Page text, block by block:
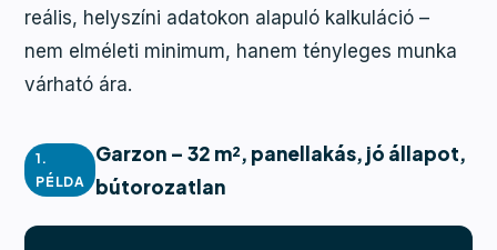
reális, helyszíni adatokon alapuló kalkuláció –
nem elméleti minimum, hanem tényleges munka
várható ára.
1.
PÉLDA
Garzon – 32 m², panellakás, jó állapot,
bútorozatlan